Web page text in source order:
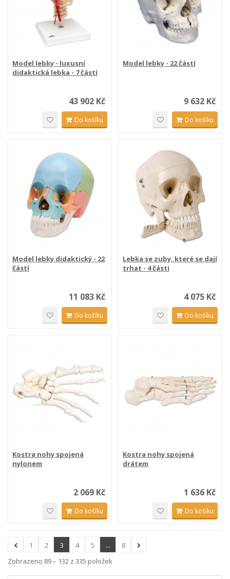
Model lebky - luxusní
didaktická lebka - 7 částí
43 902 Kč
Do košíku
Model lebky - 22 částí
9 632 Kč
Do košíku
Model lebky didaktický - 22
částí
11 083 Kč
Do košíku
Lebka se zuby, které se dají
trhat - 4 části
4 075 Kč
Do košíku
Kostra nohy spojená
nylonem
2 069 Kč
Do košíku
Kostra nohy spojená
drátem
1 636 Kč
Do košíku
1 2 3 4 5 ...
8
Zobrazeno 89 – 132 z 335 položek